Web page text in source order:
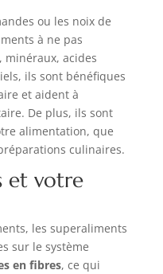
ou les noix de
à ne pas
minéraux, acides
ils sont bénéfiques
et aident à
De plus, ils sont
alimentation, que
culinaires.
et votre
les superaliments
sur le système
en fibres, ce qui